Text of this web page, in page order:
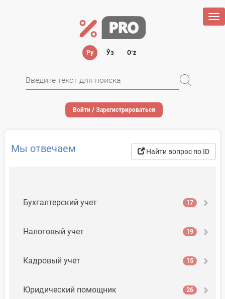
Ру Ўз Oʻz
Войти / Зарегистрироваться
Найти вопрос по ID
Мы отвечаем
Бухгалтерский учет 17
Налоговый учет 19
Кадровый учет 15
Юридический помощник 26